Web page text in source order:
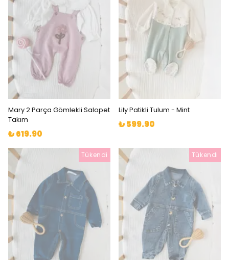
Mary 2 Parça Gömlekli Salopet
Takım
₺ 619.90
Lily Patikli Tulum - Mint
₺ 599.90
Tükendi Tükendi